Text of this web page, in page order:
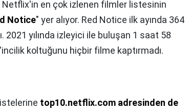
Netflix'in en çok izlenen filmler listesinin
Notice" yer alıyor. Red Notice ilk ayında 364
yılında izleyici ile buluşan 1 saat 58
koltuğunu hiçbir filme kaptırmadı.
top10.netflix.com adresinden de